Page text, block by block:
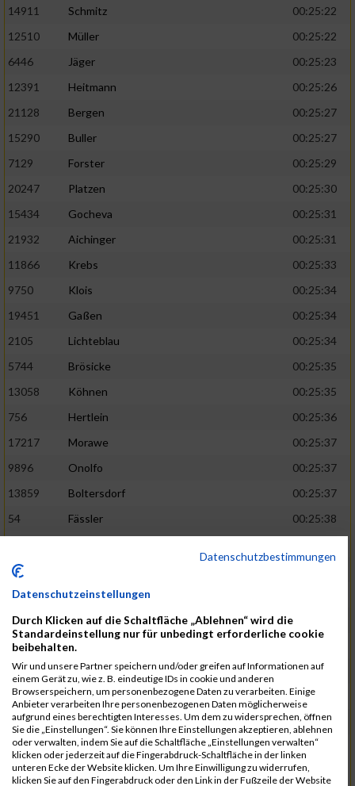
14911
Schmitz
00:25:22
12510
Müller
00:25:22
6446
Jäger
00:25:23
12391
Heitmann
00:25:26
21128
Bergen
00:25:27
15290
Buller
00:25:27
7129
Forster
00:25:29
20247
Platzen
00:25:30
15434
Gocheva
00:25:31
21932
Aichinger
00:25:31
11866
Krebs
00:25:33
9750
Klois
00:25:34
19451
Gaßen
00:25:34
2105
Lichteblau
00:25:34
5744
Brösicke
00:25:35
13058
Köhnen
00:25:35
756
Hertlein
00:25:36
17217
Morawe
00:25:37
9896
Onolfo
00:25:37
13859
Boltersdorf
00:25:37
54
Fässler
00:25:38
13253
2317
Golbar
5561
Lück
00:25:38
12006
Laudien
9273
Nicotra
00:25:38
7717
Lades
00:25:38
15581
Adamczak
00:25:38
3162
Heilig
00:25:39
3107
Schork 00:25:40
Datenschutzbestimmungen
Datenschutzeinstellungen
Durch Klicken auf die Schaltfläche „Ablehnen“ wird die
Standardeinstellung nur für unbedingt erforderliche cookie
beibehalten.
Wir und unsere Partner speichern und/oder greifen auf Informationen auf
einem Gerät zu, wie z. B. eindeutige IDs in cookie und anderen
Browserspeichern, um personenbezogene Daten zu verarbeiten. Einige
Anbieter verarbeiten Ihre personenbezogenen Daten möglicherweise
aufgrund eines berechtigten Interesses. Um dem zu widersprechen, öffnen
Sie die „Einstellungen“. Sie können Ihre Einstellungen akzeptieren, ablehnen
oder verwalten, indem Sie auf die Schaltfläche „Einstellungen verwalten“
klicken oder jederzeit auf die Fingerabdruck-Schaltfläche in der linken
unteren Ecke der Website klicken. Um Ihre Einwilligung zu widerrufen,
klicken Sie auf den Fingerabdruck oder den Link in der Fußzeile der Website